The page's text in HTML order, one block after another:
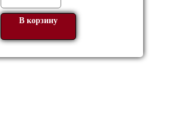
В корзину